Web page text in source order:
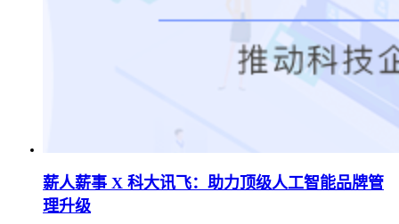
薪人薪事 X 科大讯飞：助力顶级人工智能品牌管
理升级